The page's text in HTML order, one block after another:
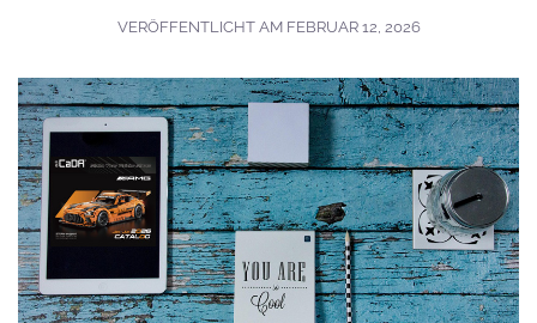
VERÖFFENTLICHT AM FEBRUAR 12, 2026